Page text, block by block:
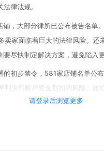
请登录后浏览更多
律法规。
，大部分律所已公布被告名单
卖家面临着巨大的法律风险。
尽快制定解决方案，避免陷入
初步禁令，581家店铺名单公
判决和账户资金划扣的风险。
请，1398家店铺将于近期获批缺
以避免不可逆转的损失。而